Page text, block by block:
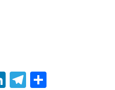
LinkedIn
Telegram